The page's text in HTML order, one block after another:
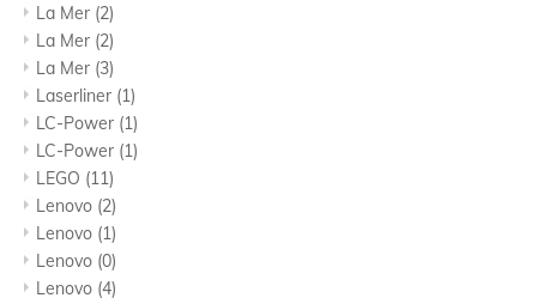
La Mer (2)
La Mer (2)
La Mer (3)
Laserliner (1)
LC-Power (1)
LC-Power (1)
LEGO (11)
Lenovo (2)
Lenovo (1)
Lenovo (0)
Lenovo (4)